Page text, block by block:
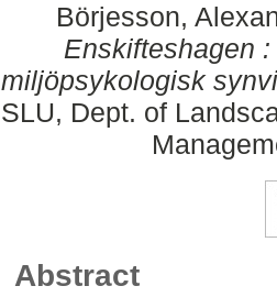
Börjesson,
Enskifteshagen
miljöpsykologisk
SLU, Dept. of
Abstract